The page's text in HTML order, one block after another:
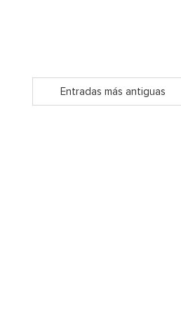
Entradas más antiguas